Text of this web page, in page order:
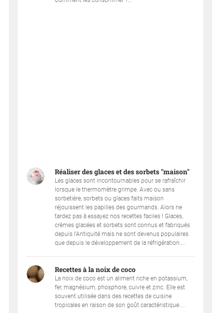
Réaliser des glaces et des sorbets "maison"
Les glaces sont incontournables pour se rafraîchir
lorsque le thermomètre grimpe. Avec ou sans
sorbetière, sorbets ou glaces faits maison
réjouissent les papilles des gourmands. Alors ne
tardez pas à essayez nos recettes faciles ! Glaces,
crèmes glacées et sorbets sont connus et fabriqués
depuis l'Antiquité mais ne sont devenus populaires
que depuis le développement de la réfrigération....
Recettes à la noix de coco
La noix de coco est un aliment riche en potassium,
fer, magnésium, phosphore, cuivre et zinc. Elle est
souvent utilisée dans des recettes de cuisine
tropicales en raison de son goût caractéristique....